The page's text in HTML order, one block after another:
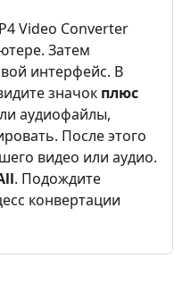
Video Converter
Затем
интерфейс. В
значок плюс
аудиофайлы,
После этого
видео или аудио.
. Подождите
конвертации